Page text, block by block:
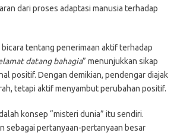
dari proses adaptasi manusia terhadap
tentang penerimaan aktif terhadap
datang bahagia” menunjukkan sikap
positif. Dengan demikian, pendengar diajak
tetapi aktif menyambut perubahan positif.
konsep “misteri dunia” itu sendiri.
sebagai pertanyaan-pertanyaan besar